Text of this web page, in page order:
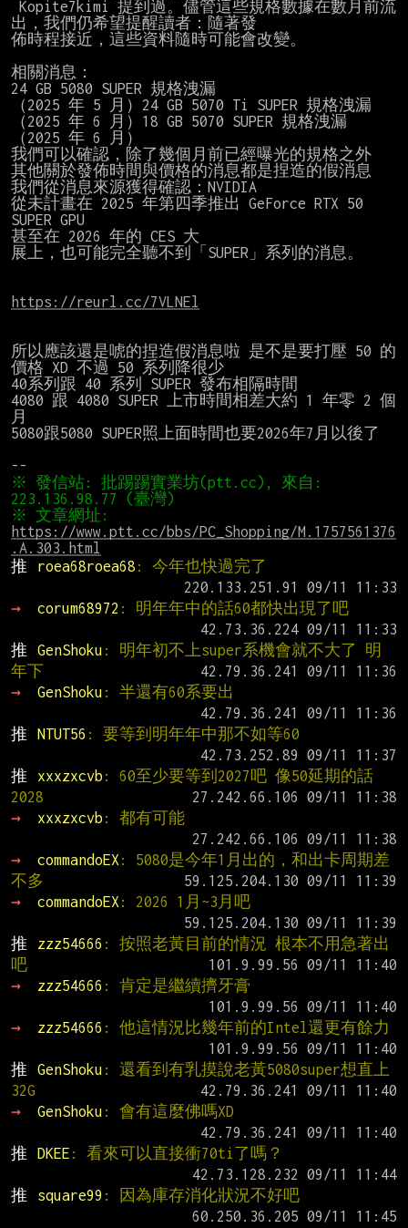
出，我們仍希望提醒讀者：隨著發
佈時程接近，這些資料隨時可能會改變。
相關消息：
24 GB 5080 SUPER 規格洩漏
（2025 年 5 月）24 GB 5070 Ti SUPER 規格洩漏
（2025 年 6 月）18 GB 5070 SUPER 規格洩漏
（2025 年 6 月）
我們可以確認，除了幾個月前已經曝光的規格之外
其他關於發佈時間與價格的消息都是捏造的假消息
我們從消息來源獲得確認：NVIDIA
從未計畫在 2025 年第四季推出 GeForce RTX 50
SUPER GPU
甚至在 2026 年的 CES 大
展上，也可能完全聽不到「SUPER」系列的消息。
https://reurl.cc/7VLNEl
所以應該還是唬的捏造假消息啦 是不是要打壓 50 的
價格 XD 不過 50 系列降很少
40系列跟 40 系列 SUPER 發布相隔時間
4080 跟 4080 SUPER 上市時間相差大約 1 年零 2 個
月
5080跟5080 SUPER照上面時間也要2026年7月以後了
※ 發信站: 批踢踢實業坊(ptt.cc), 來自:
https://www.ptt.cc/bbs/PC_Shopping/M.1757561376
.A.303.html
推
roea68roea68 : 今年也快過完了
→
corum68972 : 明年年中的話60都快出現了吧
推
GenShoku : 明年初不上super系機會就不大了 明
年下
→
GenShoku : 半還有60系要出
推
NTUT56 : 要等到明年年中那不如等60
推
xxxzxcvb : 60至少要等到2027吧 像50延期的話
2028
→
xxxzxcvb : 都有可能
→
commandoEX : 5080是今年1月出的，和出卡周期差
不多
→
commandoEX : 2026 1月~3月吧
推
zzz54666 : 按照老黃目前的情況 根本不用急著出
吧
→
zzz54666 : 肯定是繼續擠牙膏
→
zzz54666 : 他這情況比幾年前的Intel還更有餘力
推
GenShoku : 還看到有乳摸說老黃5080super想直上
32G
→
GenShoku : 會有這麼佛嗎XD
推
DKEE : 看來可以直接衝70ti了嗎？
推
square99 : 因為庫存消化狀況不好吧